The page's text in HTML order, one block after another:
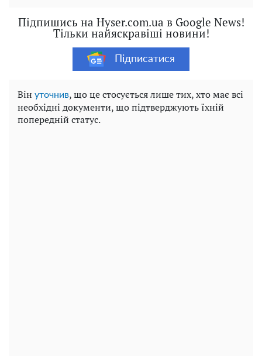
Підпишись на Hyser.com.ua в Google News!
Тільки найяскравіші новини!
Підписатися
Він уточнив, що це стосується лише тих, хто має всі
необхідні документи, що підтверджують їхній
попередній статус.